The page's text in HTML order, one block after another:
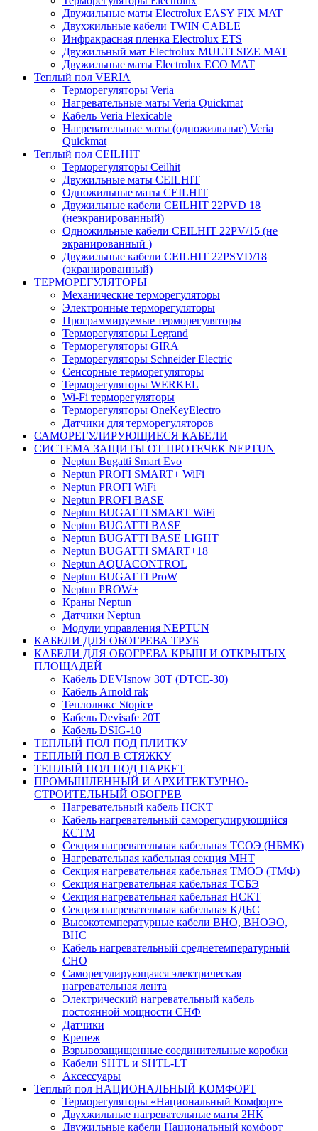
Двужильные маты Electrolux EASY FIX MAT
Двухжильные кабели TWIN CABLE
Инфракрасная пленка Electrolux ETS
Двужильный мат Electrolux MULTI SIZE MAT
Двужильные маты Electrolux ECO MAT
Теплый пол VERIA
Терморегуляторы Veria
Нагревательные маты Veria Quickmat
Кабель Veria Flexicable
Нагревательные маты (одножильные) Veria
Quickmat
Теплый пол CEILHIT
Терморегуляторы Ceilhit
Двужильные маты CEILHIT
Одножильные маты CEILHIT
Двужильные кабели CEILHIT 22PVD 18
(неэкранированный)
Одножильные кабели CEILHIT 22PV/15 (не
экранированный )
Двужильные кабели CEILHIT 22PSVD/18
(экранированный)
ТЕРМОРЕГУЛЯТОРЫ
Механические терморегуляторы
Электронные терморегуляторы
Программируемые терморегуляторы
Терморегуляторы Legrand
Терморегуляторы GIRA
Терморегуляторы Schneider Electric
Сенсорные терморегуляторы
Терморегуляторы WERKEL
Wi-Fi терморегуляторы
Терморегуляторы OneKeyElectro
Датчики для терморегуляторов
САМОРЕГУЛИРУЮЩИЕСЯ КАБЕЛИ
СИСТЕМА ЗАЩИТЫ ОТ ПРОТЕЧЕК NEPTUN
Neptun Bugatti Smart Evo
Neptun PROFI SMART+ WiFi
Neptun PROFI WiFi
Neptun PROFI BASE
Neptun BUGATTI SMART WiFi
Neptun BUGATTI BASE
Neptun BUGATTI BASE LIGHT
Neptun BUGATTI SMART+18
Neptun AQUACONTROL
Neptun BUGATTI ProW
Neptun PROW+
Краны Neptun
Датчики Neptun
Модули управления NEPTUN
КАБЕЛИ ДЛЯ ОБОГРЕВА ТРУБ
КАБЕЛИ ДЛЯ ОБОГРЕВА КРЫШ И ОТКРЫТЫХ
ПЛОЩАДЕЙ
Кабель DEVIsnow 30Т (DTCE-30)
Кабель Arnold rak
Теплолюкс Stopice
Кабель Devisafe 20T
Кабель DSIG-10
ТЕПЛЫЙ ПОЛ ПОД ПЛИТКУ
ТЕПЛЫЙ ПОЛ В СТЯЖКУ
ТЕПЛЫЙ ПОЛ ПОД ПАРКЕТ
ПРОМЫШЛЕННЫЙ И АРХИТЕКТУРНО-
СТРОИТЕЛЬНЫЙ ОБОГРЕВ
Нагревательный кабель НCKТ
Кабель нагревательный саморегулирующийся
КСТМ
Секция нагревательная кабельная ТСОЭ (НБМК)
Нагревательная кабельная секция МНТ
Секция нагревательная кабельная ТМОЭ (ТМФ)
Секция нагревательная кабельная ТСБЭ
Секция нагревательная кабельная НСКТ
Секция нагревательная кабельная КДБС
Высокотемпературные кабели ВНО, ВНОЭО,
ВНС
Кабель нагревательный среднетемпературный
СНО
Саморегулирующаяся электрическая
нагревательная лента
Электрический нагревательный кабель
постоянной мощности СНФ
Датчики
Крепеж
Взрывозащищенные соединительные коробки
Кабели SHTL и SHTL-LT
Аксессуары
Теплый пол НАЦИОНАЛЬНЫЙ КОМФОРТ
Терморегуляторы «Национальный Комфорт»
Двухжильные нагревательные маты 2НК
Двужильные кабели Национальный комфорт